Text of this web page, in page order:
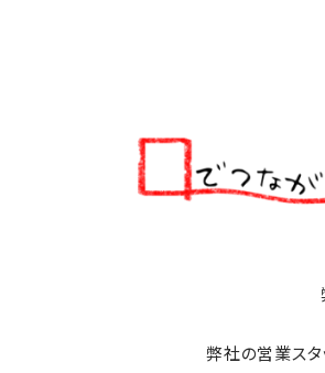
弊社の営業ス